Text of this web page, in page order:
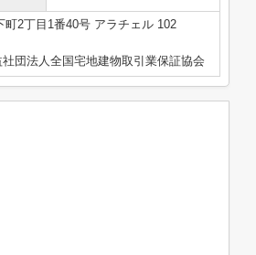
町2丁目1番40号 アラチェル 102
団法人全国宅地建物取引業保証協会